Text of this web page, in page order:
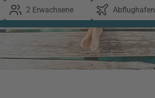
2 Erwachsene Abflughafen